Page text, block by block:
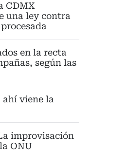
CDMX
una ley contra
en la recta
según las
viene la
improvisación
ONU